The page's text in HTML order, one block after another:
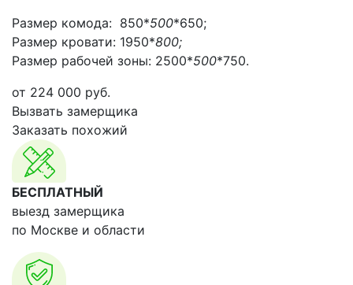
Размер комода: 850*500*650;
Размер кровати: 1950*800;
Размер рабочей зоны: 2500*500*750.
от 224 000 руб.
Вызвать замерщика
Заказать похожий
БЕСПЛАТНЫЙ
выезд замерщика
по Москве и области